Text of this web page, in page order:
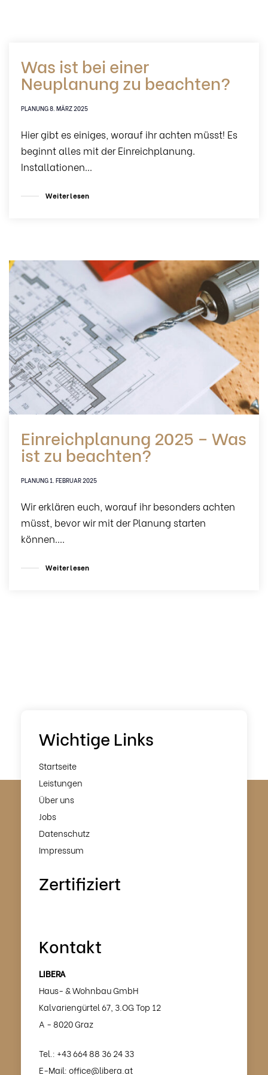
Was ist bei einer
Neuplanung zu beachten?
TAGS
PLANUNG8. MÄRZ 2025
Hier gibt es einiges, worauf ihr achten müsst! Es
beginnt alles mit der Einreichplanung.
Installationen…
Weiterlesen
Einreichplanung 2025 – Was
ist zu beachten?
TAGS
PLANUNG1. FEBRUAR 2025
Wir erklären euch, worauf ihr besonders achten
müsst, bevor wir mit der Planung starten
können….
Weiterlesen
Wichtige Links
Startseite
Leistungen
Über uns
Jobs
Datenschutz
Impressum
Zertifiziert
Kontakt
LIBERA
Haus- & Wohnbau GmbH
Kalvariengürtel 67, 3.OG Top 12
A - 8020 Graz
Tel.: +43 664 88 36 24 33
E-Mail:office@libera.at